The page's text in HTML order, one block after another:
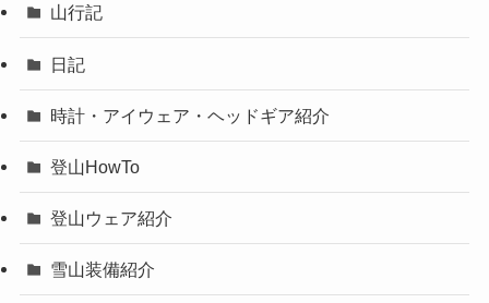
山行記
日記
時計・アイウェア・ヘッドギア紹介
登山HowTo
登山ウェア紹介
雪山装備紹介